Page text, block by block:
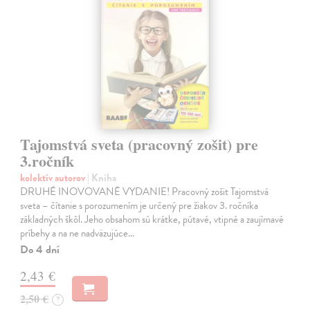
Tajomstvá sveta (pracovný zošit) pre
3.ročník
kolektív autorov| Kniha
DRUHÉ INOVOVANÉ VYDANIE! Pracovný zošit Tajomstvá
sveta – čítanie s porozumením je určený pre žiakov 3. ročníka
základných škôl. Jeho obsahom sú krátke, pútavé, vtipné a zaujímavé
príbehy a na ne nadväzujúce…
Do 4 dní
2,43 €
2,50 € ?